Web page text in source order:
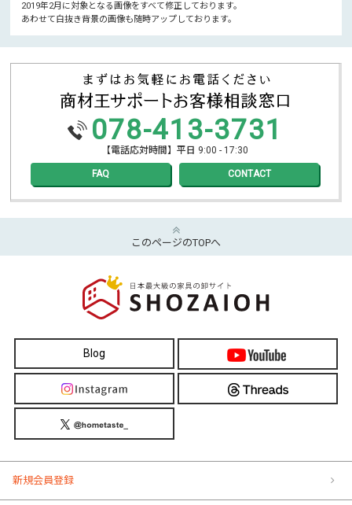
2019年2月に対象となる画像をすべて修正しております。
あわせて白抜き背景の画像も随時アップしております。
078-413-3731
【電話応対時間】平日 9:00 - 17:30
FAQ CONTACT
このページのTOPへ
Blog
新規会員登録